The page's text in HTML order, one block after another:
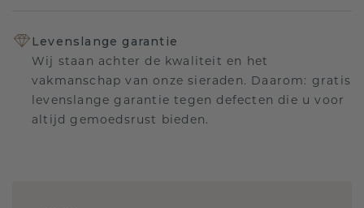
Levenslange garantie
Wij staan achter de kwaliteit en het
vakmanschap van onze sieraden. Daarom: gratis
levenslange garantie tegen defecten die u voor
altijd gemoedsrust bieden.